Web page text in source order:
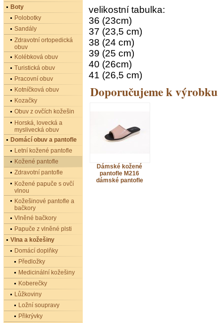
velikostní tabulka:
36 (23cm)
37 (23,5 cm)
38 (24 cm)
39 (25 cm)
40 (26cm)
41 (26,5 cm)
Doporučujeme k výrobku
Dámské kožené
pantofle M216
dámské pantofle
Boty
Polobotky
Sandály
Zdravotní ortopedická
obuv
Kolébková obuv
Turistická obuv
Pracovní obuv
Kotníčková obuv
Kozačky
Obuv z ovčích kožešin
Horská, lovecká a
myslivecká obuv
Domácí obuv a pantofle
Letní kožené pantofle
Kožené pantofle
Zdravotní pantofle
Kožené papuče s ovčí
vlnou
Kožešinové pantofle a
bačkory
Vlněné bačkory
Papuče z vlněné plsti
Vlna a kožešiny
Domácí doplňky
Předložky
Medicinální kožešiny
Koberečky
Lůžkoviny
Ložní soupravy
Přikrývky